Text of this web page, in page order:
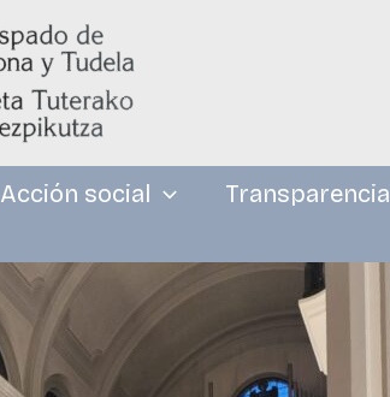
Acción social Transparencia